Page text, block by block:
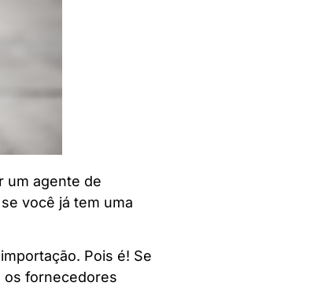
um agente de
você já tem uma
Pois é! Se
os fornecedores